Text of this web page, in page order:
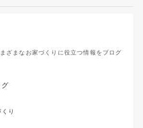
ざまなお家づくりに役立つ情報をブログ
り